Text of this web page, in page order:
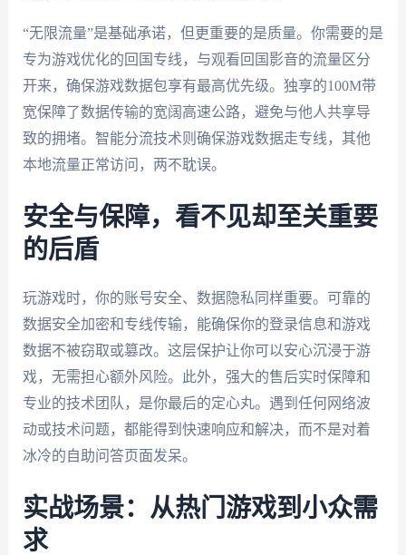
“无限流量”是基础承诺，但更重要的是质量。你需要的是
专为游戏优化的回国专线，与观看回国影音的流量区分
开来，确保游戏数据包享有最高优先级。独享的100M带
宽保障了数据传输的宽阔高速公路，避免与他人共享导
致的拥堵。智能分流技术则确保游戏数据走专线，其他
本地流量正常访问，两不耽误。
安全与保障，看不见却至关重要
的后盾
玩游戏时，你的账号安全、数据隐私同样重要。可靠的
数据安全加密和专线传输，能确保你的登录信息和游戏
数据不被窃取或篡改。这层保护让你可以安心沉浸于游
戏，无需担心额外风险。此外，强大的售后实时保障和
专业的技术团队，是你最后的定心丸。遇到任何网络波
动或技术问题，都能得到快速响应和解决，而不是对着
冰冷的自助问答页面发呆。
实战场景：从热门游戏到小众需
求